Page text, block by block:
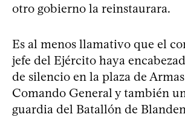
otro gobierno la reinstaurara.
Es al menos llamativo que el
jefe del Ejército haya
de silencio en la plaza de
Comando General y también
guardia del Batallón de